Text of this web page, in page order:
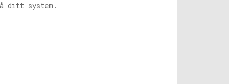
ditt system.